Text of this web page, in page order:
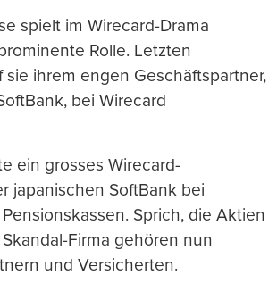
spielt im Wirecard-Drama
Rolle. Letzten
sie ihrem engen Geschäftspartner,
bei Wirecard
ein grosses Wirecard-
japanischen SoftBank bei
Sprich, die Aktien
Firma gehören nun
und Versicherten.